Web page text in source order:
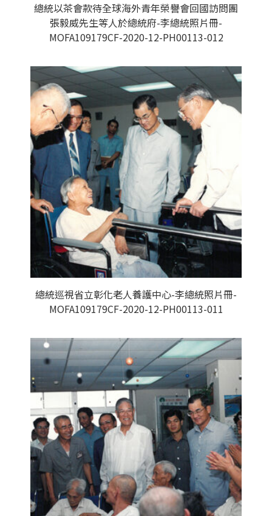
總統以茶會款待全球海外青年榮譽會回國訪問團
張毅威先生等人於總統府-李總統照片冊-
MOFA109179CF-2020-12-PH00113-012
總統巡視省立彰化老人養護中心-李總統照片冊-
MOFA109179CF-2020-12-PH00113-011